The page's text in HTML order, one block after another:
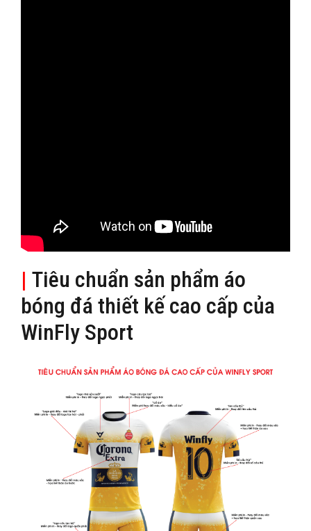
| Tiêu chuẩn sản phẩm áo
bóng đá thiết kế cao cấp của
WinFly Sport